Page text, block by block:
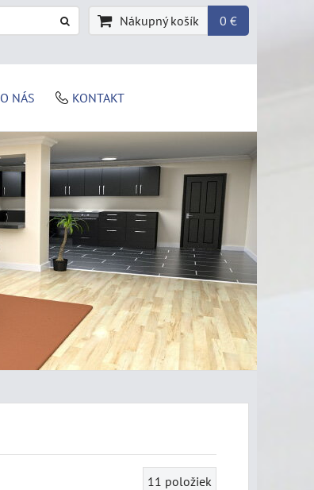
Nákupný košík 0 €
O NÁS KONTAKT
11 položiek